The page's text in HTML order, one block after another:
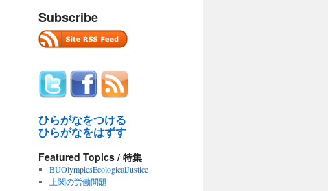
Subscribe
ひらがなをつける
ひらがなをはずす
Featured Topics / 特集
BUOlympicsEcologicalJustice
上関の労働問題